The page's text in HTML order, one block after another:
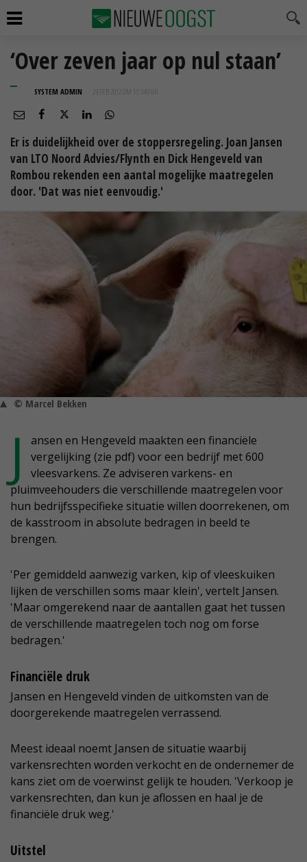
‘Over zeven jaar op nul staan’
SYSTEM ADMIN 24 FEB 2012 OM 13:34
Er is duidelijkheid over de stoppersregeling. Joan Jansen
van LTO Noord Advies/Flynth en Dick Hengeveld van
Rombou rekenden een aantal mogelijke maatregelen
door. 'Dat was niet eenvoudig.'
© Marcel Bekken
J
ansen en Hengeveld maakten een financiële
vergelijking (zie pdf) voor een bedrijf met 600
vleesvarkens. Ze adviseren varkens- en
pluimveehouders die verschillende maatregelen voor
hun bedrijfsspecifieke situatie willen doorrekenen, om
de kasstroom in absolute bedragen in beeld te
brengen.
'Per gemiddeld aanwezig varken, kip of vleeskuiken
lijken de verschillen soms maar klein', vertelt Jansen.
'Maar omgerekend naar de aantallen gaat het tussen
de verschillende maatregelen toch nog om forse
bedragen.'
Financiële druk
Jansen en Hengeveld vinden de uitkomsten van de
doorgerekende maatregelen verrassend.
Meest ideaal noemt Jansen de situatie waarbij
varkensrechten worden verkocht en de ondernemer de
kans ziet om de voerwinst gelijk te houden. 'Verkoop je
varkensrechten, dan kun je aflossen en haal je de
financiële druk weg.'
Uitstel